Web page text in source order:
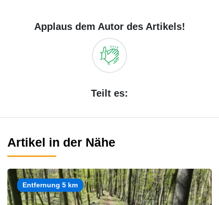
Applaus dem Autor des Artikels!
Teilt es:
Artikel in der Nähe
Entfernung 5 km